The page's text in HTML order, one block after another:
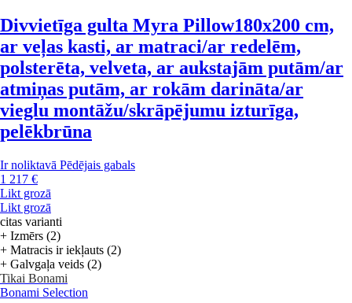
Divvietīga gulta Myra Pillow180x200 cm,
ar veļas kasti, ar matraci/ar redelēm,
polsterēta, velveta, ar aukstajām putām/ar
atmiņas putām, ar rokām darināta/ar
vieglu montāžu/skrāpējumu izturīga,
pelēkbrūna
Ir noliktavā Pēdējais gabals
1 217 €
Likt grozā
Likt grozā
citas varianti
+ Izmērs (2)
+ Matracis ir iekļauts (2)
+ Galvgaļa veids (2)
Tikai Bonami
Bonami Selection